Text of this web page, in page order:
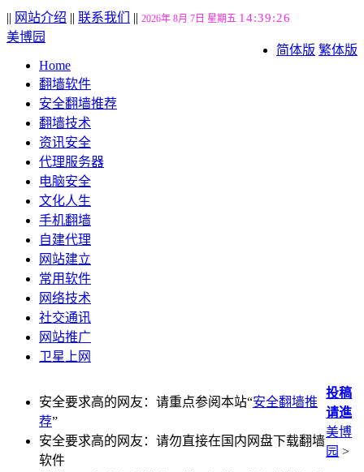
|| 网站介绍 || 联系我们 || 2026年 8月 7日 星期五 14:39:27
简体版 繁体版
美博园
Home
翻墙软件
安全翻墙推荐
翻墙技术
资讯安全
代理服务器
电脑安全
文化人生
手机翻墙
自建代理
网站建立
常用软件
网络技术
社交通讯
网站推广
卫星上网
安全要求高的网友：请重点参阅本站“安全翻墙推
荐”
安全要求高的网友：请勿直接在国内网盘下载翻墙
软件
投稿
请進
美博
园 >